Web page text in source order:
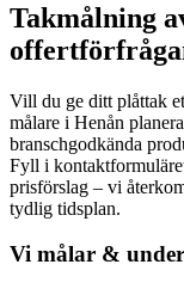
Takmålning
Vill du ge ditt plåttak
målare i Henån
branschgodkända
Fyll i
prisförslag – vi
tydlig tidsplan.
Vi målar &